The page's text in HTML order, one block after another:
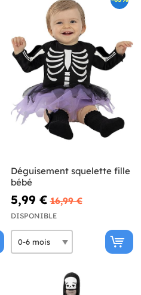
Déguisement squelette fille
bébé
5,99 € 16,99 €
DISPONIBLE